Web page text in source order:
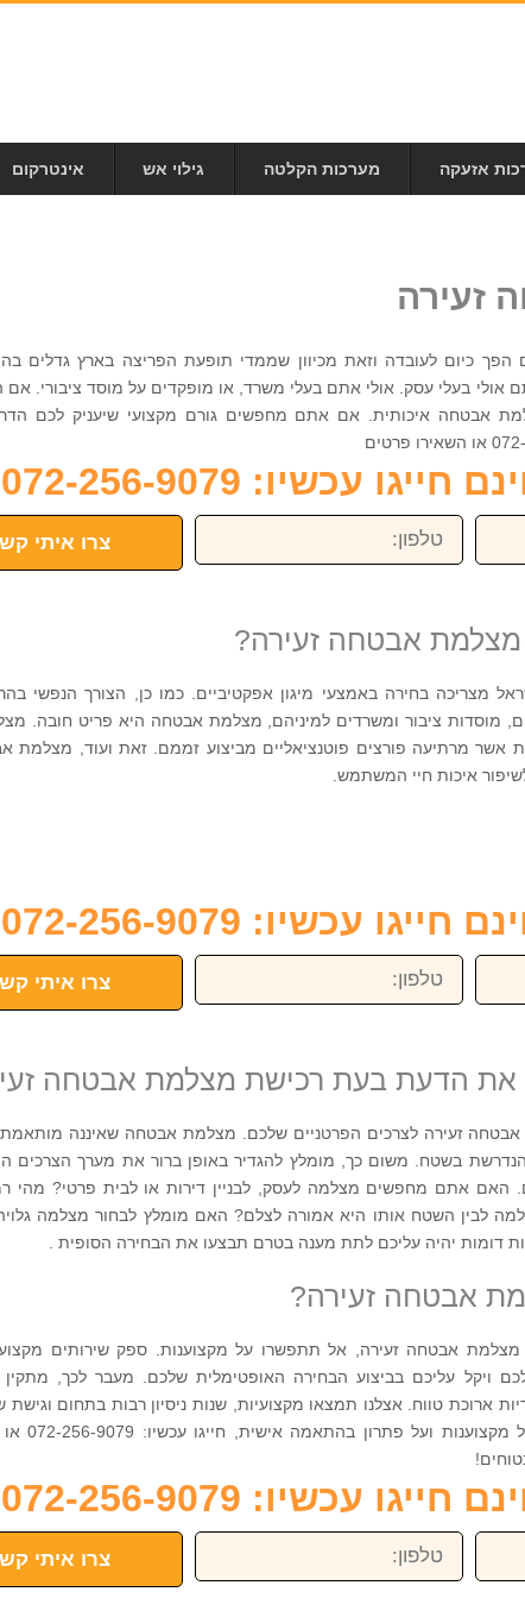
אזעקה מערכות הקלטה גילוי אש אינטרקום
זעירה
הפך כיום לעובדה וזאת מכיוון שממדי תופעת הפריצה בארץ גדלים
בעלי עסק. אולי אתם בעלי משרד, או מופקדים על מוסד ציבורי. אם
אבטחה איכותית. אם אתם מחפשים גורם מקצועי שיעניק לכם
עכשיו: 072-256-9079
טלפון:
צרו איתי
מצלמת אבטחה זעירה?
מצריכה בחירה באמצעי מיגון אפקטיביים. כמו כן, הצורך הנפשי
מוסדות ציבור ומשרדים למיניהם, מצלמת אבטחה היא פריט חובה.
אשר מרתיעה פורצים פוטנציאליים מביצוע זממם. זאת ועוד, מצלמת
איכות חיי המשתמש.
עכשיו: 072-256-9079
טלפון:
צרו איתי
הדעת בעת רכישת מצלמת אבטחה
זעירה לצרכים הפרטניים שלכם. מצלמת אבטחה שאיננה מותאמת
בשטח. משום כך, מומלץ להגדיר באופן ברור את מערך הצרכים
האם אתם מחפשים מצלמה לעסק, לבניין דירות או לבית פרטי? מהי
לבין השטח אותו היא אמורה לצלם? האם מומלץ לבחור מצלמה
דומות יהיה עליכם לתת מענה בטרם תבצעו את הבחירה הסופית .
אבטחה זעירה?
אבטחה זעירה, אל תתפשרו על מקצוענות. ספק שירותים
ויקל עליכם בביצוע הבחירה האופטימלית שלכם. מעבר לכך, מתקין
ארוכת טווח. אצלנו תמצאו מקצועיות, שנות ניסיון רבות בתחום וגישת
וחמה. אם אינכם
עכשיו: 072-256-9079
טלפון:
צרו איתי